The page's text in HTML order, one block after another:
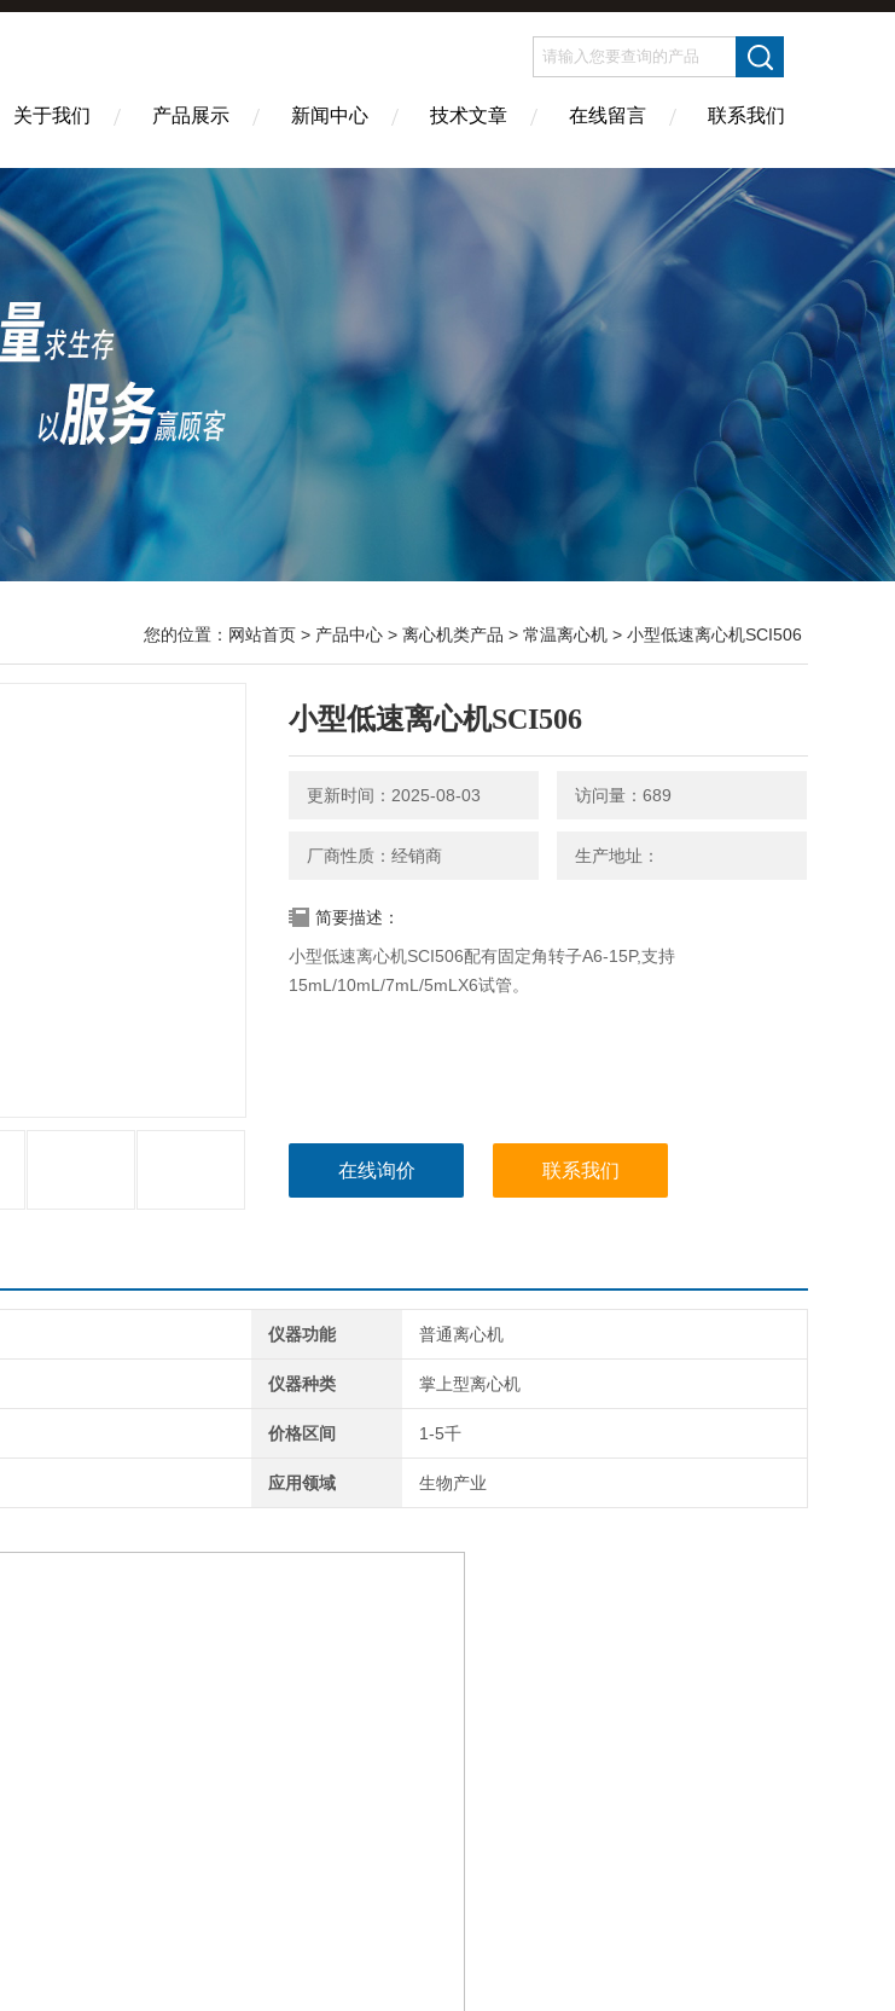
关于我们 产品展示 新闻中心 技术文章 在线留言 联系我们
您的位置： 网站首页 > 产品中心 > 离心机类产品 > 常温离心机 > 小型低速离心机SCI506
小型低速离心机SCI506
更新时间：2025-08-03 访问量：689
厂商性质：经销商 生产地址：
简要描述：
小型低速离心机SCI506配有固定角转子A6-15P,支持
15mL/10mL/7mL/5mLX6试管。
在线询价 联系我们
仪器功能 普通离心机
仪器种类 掌上型离心机
价格区间 1-5千
应用领域 生物产业